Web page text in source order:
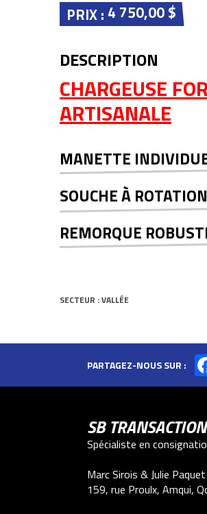
PRIX : 4 750,00 $
DESCRIPTION
CHARGEUSE
ARTISANALE
MANETTE
SOUCHE À
REMORQUE
SECTEUR : VALLÉE
PARTAGEZ-NOUS SUR :
SB
Spécialiste en
Marc Sirois & Julie Paquet
159, rue Proulx, Amqui,